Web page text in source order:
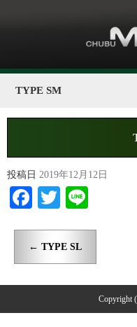
TYPE SM
投稿日 2019年12月12日
Facebook
Twitter
← TYPE SL
Copyright